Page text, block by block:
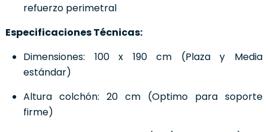
refuerzo perimetral
Especificaciones Técnicas:
Dimensiones: 100 x 190 cm (Plaza y Media
estándar)
Altura colchón: 20 cm (Optimo para soporte
firme)